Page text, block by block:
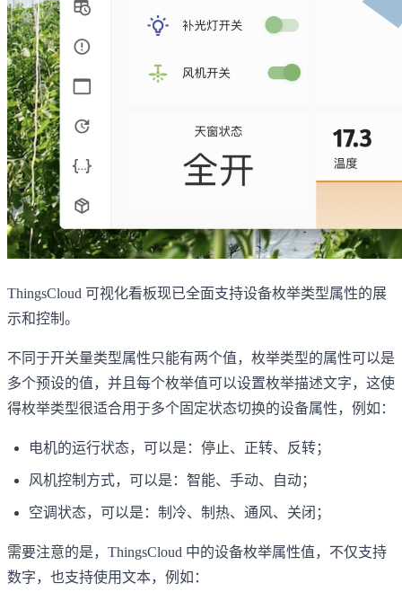
ThingsCloud 可视化看板现已全面支持设备枚举类型属性的展
示和控制。
不同于开关量类型属性只能有两个值，枚举类型的属性可以是
多个预设的值，并且每个枚举值可以设置枚举描述文字，这使
得枚举类型很适合用于多个固定状态切换的设备属性，例如：
电机的运行状态，可以是：停止、正转、反转；
风机控制方式，可以是：智能、手动、自动；
空调状态，可以是：制冷、制热、通风、关闭；
需要注意的是，ThingsCloud 中的设备枚举属性值，不仅支持
数字，也支持使用文本，例如：